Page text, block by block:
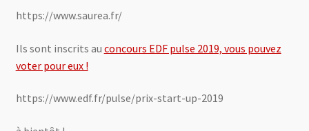
https://www.saurea.fr/
Ils sont inscrits au concours EDF pulse 2019, vous pouvez
voter pour eux !
https://www.edf.fr/pulse/prix-start-up-2019